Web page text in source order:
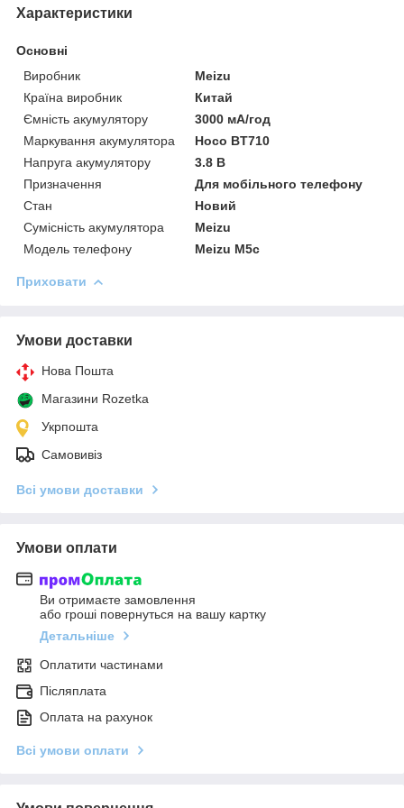
Характеристики
Основні
Виробник
Meizu
Країна виробник
Китай
Ємність акумулятору
3000 мА/год
Маркування акумулятора
Hoco BT710
Напруга акумулятору
3.8 В
Призначення
Для мобільного телефону
Стан
Новий
Сумісність акумулятора
Meizu
Модель телефону
Meizu M5c
Приховати
Умови доставки
Нова Пошта
Магазини Rozetka
Укрпошта
Самовивіз
Всі умови доставки
Умови оплати
Ви отримаєте замовлення
або гроші повернуться на вашу картку
Детальніше
Оплатити частинами
Післяплата
Оплата на рахунок
Всі умови оплати